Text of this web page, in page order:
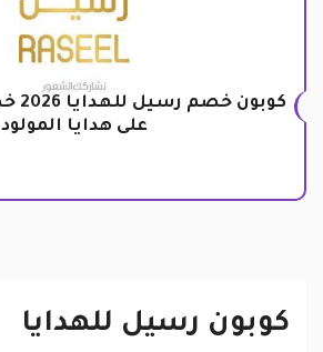
على هدايا المولود
كوبون رسيل للهدايا